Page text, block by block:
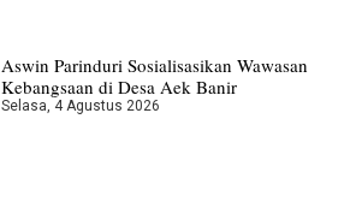
Aswin Parinduri Sosialisasikan Wawasan
Kebangsaan di Desa Aek Banir
Selasa, 4 Agustus 2026